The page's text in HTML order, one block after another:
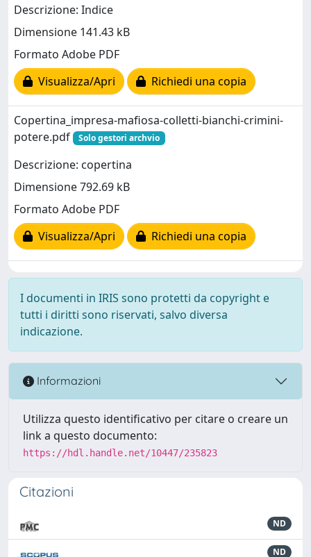
Descrizione: Indice
Dimensione 141.43 kB
Formato Adobe PDF
Visualizza/Apri
Richiedi una copia
Copertina_impresa-mafiosa-colletti-bianchi-crimini-
potere.pdf
Solo gestori archvio
Descrizione: copertina
Dimensione 792.69 kB
Formato Adobe PDF
Visualizza/Apri
Richiedi una copia
I documenti in IRIS sono protetti da copyright e
tutti i diritti sono riservati, salvo diversa
indicazione.
Informazioni
Utilizza questo identificativo per citare o creare un
link a questo documento:
https://hdl.handle.net/10447/235823
Citazioni
ND
ND